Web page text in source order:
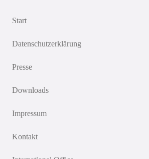
Start
Datenschutzerklärung
Presse
Downloads
Impressum
Kontakt